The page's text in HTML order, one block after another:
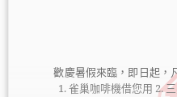
歡慶暑假來臨，即日起，
1. 雀巢咖啡機借您用 2.